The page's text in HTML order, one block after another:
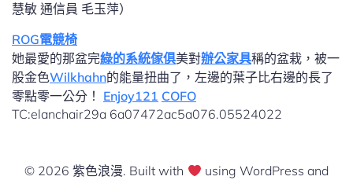
慧敏 通信員 毛玉萍）
ROG電競椅
她最愛的那盆完綠的系統傢俱美對辦公家具稱的盆栽，被一
股金色Wilkhahn的能量扭曲了，左邊的葉子比右邊的長了
零點零一公分！ Enjoy121 COFO
TC:elanchair29a 6a07472ac5a076.05524022
© 2026 紫色浪漫. Built with
using WordPress and